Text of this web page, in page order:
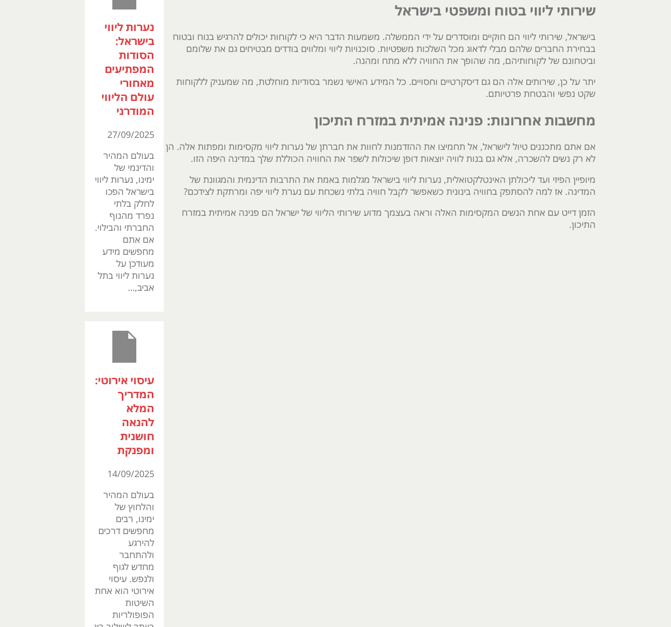
שירותי ליווי בטוח ומשפטי בישראל
בישראל, שירותי ליווי הם חוקיים ומוסדרים על ידי הממשלה. משמעות הדבר היא כי לקוחות יכולים להרגיש בנוח ובטוח
בבחירת החברים שלהם מבלי לדאוג מכל השלכות משפטיות. סוכנויות ליווי ומלווים בודדים מבטיחים גם את שלומם
וביטחונם של לקוחותיהם, מה שהופך את החוויה ללא מתח ומהנה.
יתר על כן, שירותים אלה הם גם דיסקרטיים וחסויים. כל המידע האישי נשמר בסודיות מוחלטת, מה שמעניק ללקוחות
שקט נפשי והבטחת פרטיותם.
מחשבות אחרונות: פנינה אמיתית במזרח התיכון
אם אתם מתכננים טיול לישראל, אל תחמיצו את ההזדמנות לחוות את חברתן של נערות ליווי מקסימות ומפתות אלה. הן
לא רק נשים להשכרה, אלא גם בנות לוויה יוצאות דופן שיכולות לשפר את החוויה הכוללת שלך במדינה היפה הזו.
מיופיין הפיזי ועד ליכולתן האינטלקטואלית, נערות ליווי בישראל מגלמות באמת את התרבות הדינמית והמגוונת של
המדינה. אז למה להסתפק בחוויה בינונית כשאפשר לקבל חוויה בלתי נשכחת עם נערת ליווי יפה ומרתקת לצידכם?
הזמן דייט עם אחת הנשים המקסימות האלה וראה בעצמך מדוע שירותי הליווי של ישראל הם פנינה אמיתית במזרח
התיכון.
נערות ליווי
בישראל:
הסודות
המפתיעים
מאחורי
עולם הליווי
המודרני
27/09/2025
בעולם המהיר
והדינמי של
ימינו, נערות ליווי
בישראל הפכו
לחלק בלתי
נפרד מהנוף
החברתי והבילוי.
אם אתם
מחפשים מידע
מעודכן על
נערות ליווי בתל
אביב,…
עיסוי אירוטי:
המדריך
המלא
להנאה
חושנית
ומפנקת
14/09/2025
בעולם המהיר
והלחוץ של
ימינו, רבים
מחפשים דרכים
להירגע
ולהתחבר
מחדש לגוף
ולנפש. עיסוי
אירוטי הוא אחת
השיטות
הפופולריות